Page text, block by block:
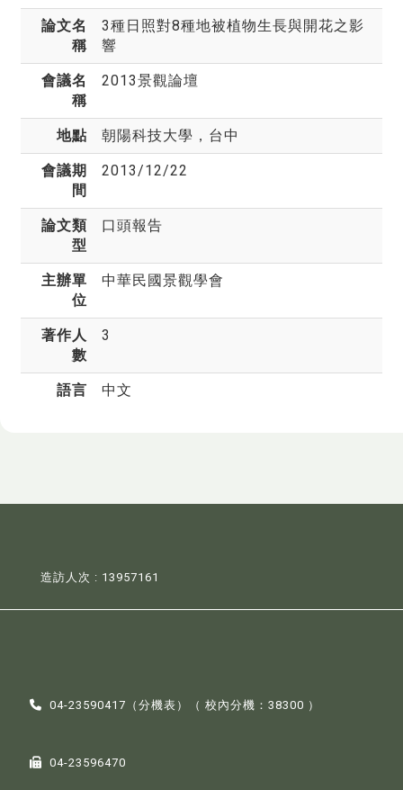
論文名
稱
3種日照對8種地被植物生長與開花之影
響
會議名
稱
2013景觀論壇
地點 朝陽科技大學，台中
會議期
間
2013/12/22
論文類
型
口頭報告
主辦單
位
中華民國景觀學會
著作人
數
3
語言 中文
造訪人次 : 13957161
04-23590417（分機表 ）（ 校內分機：38300 ）
04-23596470